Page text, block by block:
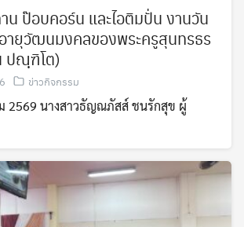
น ป๊อบคอร์น และไอติมปั่น งานวัน
ายุวัฒนมงคลของพระครูสุนทรธร
ปณฺฑิโต)
ข่าวกิจกรรม
2569 นางสาวธัญณภัสส์ ชนรักสุข ผู้